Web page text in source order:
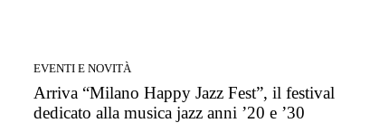
EVENTI E NOVITÀ
Arriva “Milano Happy Jazz Fest”, il festival
dedicato alla musica jazz anni ’20 e ’30